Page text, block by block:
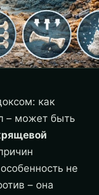
как
– может быть
не
– она